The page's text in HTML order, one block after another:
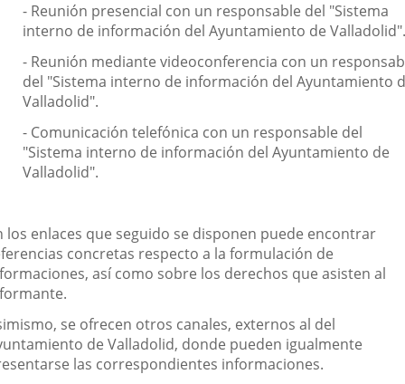
externa.
una
aplicación
externa.
- Reunión presencial con un responsable del "Sistema
interno de información del Ayuntamiento de Valladolid".
- Reunión mediante videoconferencia con un
del "Sistema interno de información del Ayuntamiento
Valladolid".
- Comunicación telefónica con un responsable del
"Sistema interno de información del Ayuntamiento de
Valladolid".
los enlaces que seguido se disponen puede encontrar
concretas respecto a la formulación de
así como sobre los derechos que asisten al
se ofrecen otros canales, externos al del
de Valladolid, donde pueden igualmente
las correspondientes informaciones.